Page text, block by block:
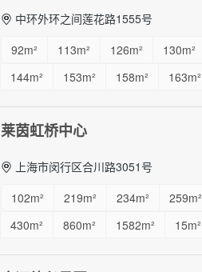
中环外环之间莲花路1555号
92m²
113m² 126m² 130m²
144m²
153m² 158m² 163m²
248m²
255m² 322m² 92m²
莱茵虹桥中心
上海市闵行区合川路3051号
102m²
219m² 234m² 259m²
430m²
860m² 1582m² 15m²
30m²
90m² ...